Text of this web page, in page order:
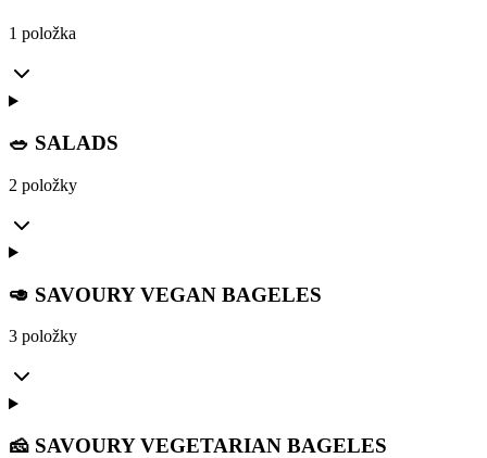
1 položka
🥗 SALADS
2 položky
🥑 SAVOURY VEGAN BAGELES
3 položky
🧀 SAVOURY VEGETARIAN BAGELES